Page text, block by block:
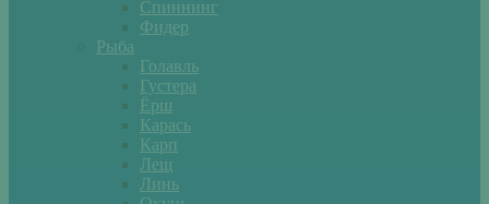
Спиннинг
Фидер
Рыба
Голавль
Густера
Ёрш
Карась
Карп
Лещ
Линь